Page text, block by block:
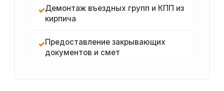
✓Демонтаж въездных групп и КПП из
кирпича
✓Предоставление закрывающих
документов и смет